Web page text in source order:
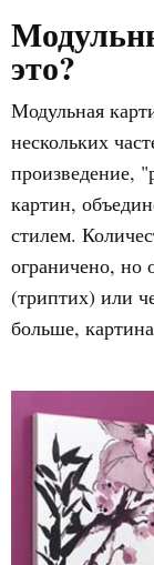
это?
Модульная
нескольких
произведение,
картин,
стилем.
ограничено, но
(триптих) или
больше,